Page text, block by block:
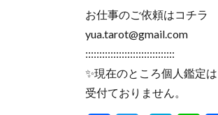
お仕事のご依頼はコチラ
yua.tarot@gmail.com
::::::::::::::::::::::::::::::::
✨現在のところ個人鑑定は
受付ておりません。